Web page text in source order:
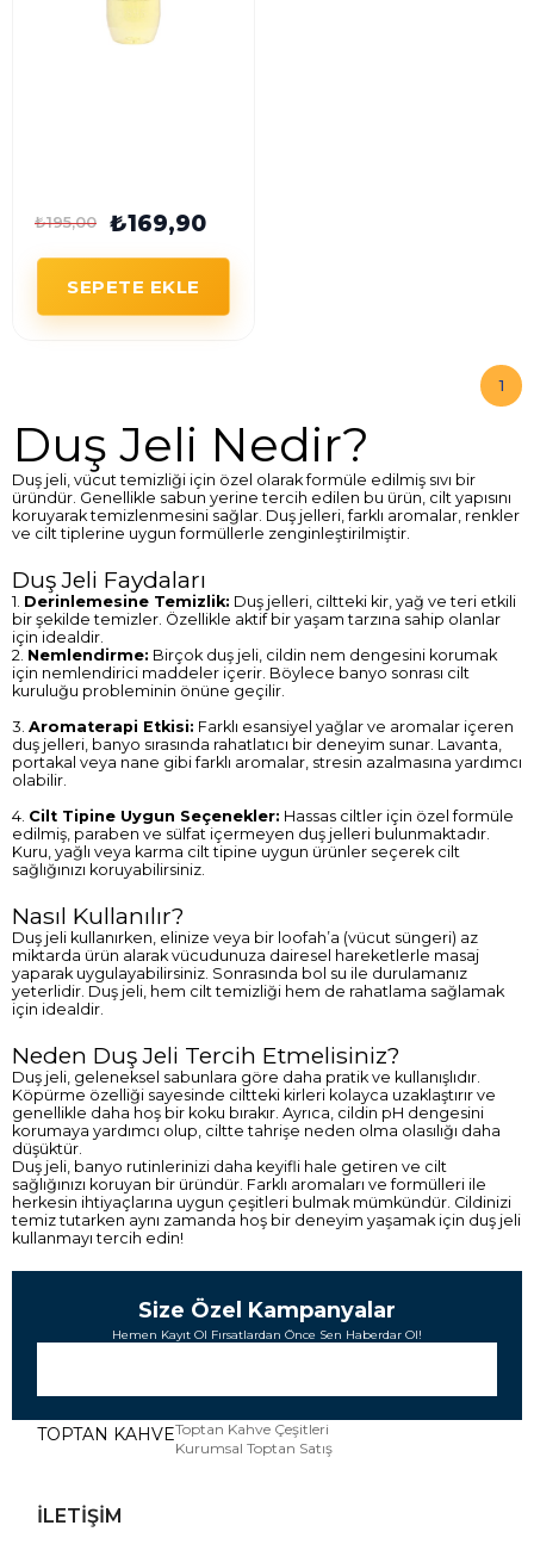
₺169,90
₺195,00
SEPETE EKLE
1
Duş Jeli Nedir?
Duş jeli, vücut temizliği için özel olarak formüle edilmiş sıvı bir
üründür. Genellikle sabun yerine tercih edilen bu ürün, cilt yapısını
koruyarak temizlenmesini sağlar. Duş jelleri, farklı aromalar, renkler
ve cilt tiplerine uygun formüllerle zenginleştirilmiştir.
Duş Jeli Faydaları
1. Derinlemesine Temizlik: Duş jelleri, ciltteki kir, yağ ve teri etkili
bir şekilde temizler. Özellikle aktif bir yaşam tarzına sahip olanlar
için idealdir.
2. Nemlendirme: Birçok duş jeli, cildin nem dengesini korumak
için nemlendirici maddeler içerir. Böylece banyo sonrası cilt
kuruluğu probleminin önüne geçilir.
3. Aromaterapi Etkisi: Farklı esansiyel yağlar ve aromalar içeren
duş jelleri, banyo sırasında rahatlatıcı bir deneyim sunar. Lavanta,
portakal veya nane gibi farklı aromalar, stresin azalmasına yardımcı
olabilir.
4. Cilt Tipine Uygun Seçenekler: Hassas ciltler için özel formüle
edilmiş, paraben ve sülfat içermeyen duş jelleri bulunmaktadır.
Kuru, yağlı veya karma cilt tipine uygun ürünler seçerek cilt
sağlığınızı koruyabilirsiniz.
Nasıl Kullanılır?
Duş jeli kullanırken, elinize veya bir loofah’a (vücut süngeri) az
miktarda ürün alarak vücudunuza dairesel hareketlerle masaj
yaparak uygulayabilirsiniz. Sonrasında bol su ile durulamanız
yeterlidir. Duş jeli, hem cilt temizliği hem de rahatlama sağlamak
için idealdir.
Neden Duş Jeli Tercih Etmelisiniz?
Duş jeli, geleneksel sabunlara göre daha pratik ve kullanışlıdır.
Köpürme özelliği sayesinde ciltteki kirleri kolayca uzaklaştırır ve
genellikle daha hoş bir koku bırakır. Ayrıca, cildin pH dengesini
korumaya yardımcı olup, ciltte tahrişe neden olma olasılığı daha
düşüktür.
Duş jeli, banyo rutinlerinizi daha keyifli hale getiren ve cilt
sağlığınızı koruyan bir üründür. Farklı aromaları ve formülleri ile
herkesin ihtiyaçlarına uygun çeşitleri bulmak mümkündür. Cildinizi
temiz tutarken aynı zamanda hoş bir deneyim yaşamak için duş jeli
kullanmayı tercih edin!
Size Özel Kampanyalar
Hemen Kayıt Ol Fırsatlardan Önce Sen Haberdar Ol!
TOPTAN KAHVEToptan Kahve Çeşitleri
Kurumsal Toptan Satış
İLETİŞİM